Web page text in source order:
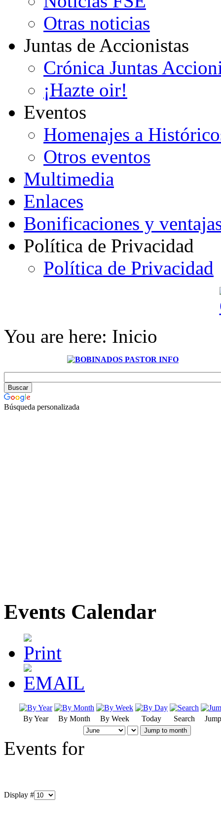
Otras noticias
Juntas de Accionistas
Crónica Juntas
¡Hazte oir!
Eventos
Homenajes a
Otros eventos
Multimedia
Enlaces
Bonificaciones y
Política de Privacidad
Política de Privacidad
You are here: Inicio
Búsqueda personalizada
Events Calendar
By Year By Month By Week Today Search
Jump to month
Events for
Display #